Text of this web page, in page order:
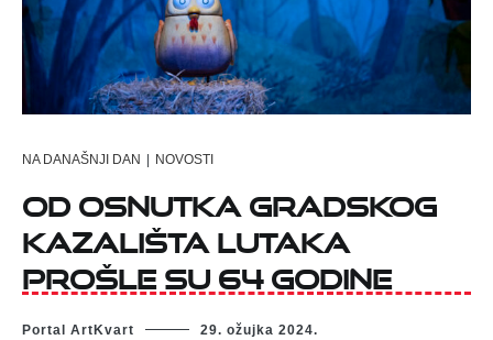
NA DANAŠNJI DAN | NOVOSTI
Od osnutka Gradskog
kazališta lutaka
prošle su 64 godine
Portal ArtKvart 29. ožujka 2024.